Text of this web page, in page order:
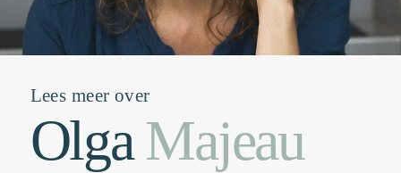
Lees meer over
OlgaMajeau